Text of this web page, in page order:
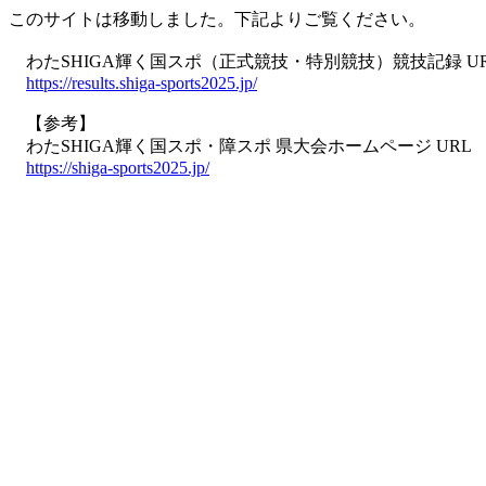
このサイトは移動しました。下記よりご覧ください。
わたSHIGA輝く国スポ（正式競技・特別競技）競技記録
https://results.shiga-sports2025.jp/
【参考】
わたSHIGA輝く国スポ・障スポ 県大会ホームページ URL
https://shiga-sports2025.jp/